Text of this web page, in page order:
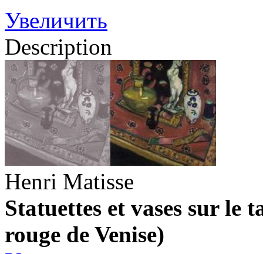
Увеличить
Description
Henri Matisse
Statuettes et vases sur le
rouge de Venise)